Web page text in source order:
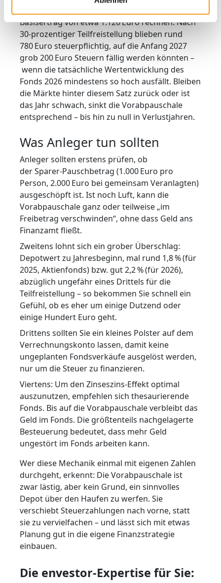
Basisertrag von etwa 1.120 Euro rechnen. Nach
30‑prozentiger Teilfreistellung blieben rund
780 Euro steuerpflichtig, auf die Anfang 2027
grob 200 Euro Steuern fällig werden könnten –
wenn die tatsächliche Wertentwicklung des
Fonds 2026 mindestens so hoch ausfällt. Bleiben
die Märkte hinter diesem Satz zurück oder ist
das Jahr schwach, sinkt die Vorabpauschale
entsprechend – bis hin zu null in Verlustjahren.
Was Anleger tun sollten
Anleger sollten erstens prüfen, ob
der Sparer‑Pauschbetrag (1.000 Euro pro
Person, 2.000 Euro bei gemeinsam Veranlagten)
ausgeschöpft ist. Ist noch Luft, kann die
Vorabpauschale ganz oder teilweise „im
Freibetrag verschwinden“, ohne dass Geld ans
Finanzamt fließt.
Zweitens lohnt sich ein grober Überschlag:
Depotwert zu Jahresbeginn, mal rund 1,8 % (für
2025, Aktienfonds) bzw. gut 2,2 % (für 2026),
abzüglich ungefähr eines Drittels für die
Teilfreistellung – so bekommen Sie schnell ein
Gefühl, ob es eher um einige Dutzend oder
einige Hundert Euro geht.
Drittens sollten Sie ein kleines Polster auf dem
Verrechnungskonto lassen, damit keine
ungeplanten Fondsverkäufe ausgelöst werden,
nur um die Steuer zu finanzieren.
Viertens: Um den Zinseszins-Effekt optimal
auszunutzen, empfehlen sich thesaurierende
Fonds. Bis auf die Vorabpauschale verbleibt das
Geld im Fonds. Die größtenteils nachgelagerte
Besteuerung bedeutet, dass mehr Geld
ungestört im Fonds arbeiten kann.
Wer diese Mechanik einmal mit eigenen Zahlen
durchgeht, erkennt: Die Vorabpauschale ist
zwar lästig, aber kein Grund, ein sinnvolles
Depot über den Haufen zu werfen. Sie
verschiebt Steuerzahlungen nach vorne, statt
sie zu vervielfachen – und lässt sich mit etwas
Planung gut in die eigene Finanzstrategie
einbauen.
Die envestor-Expertise für Sie: